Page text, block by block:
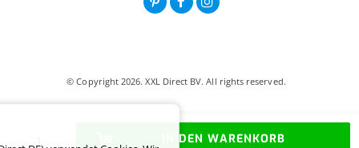
IN DEN WARENKORB
© Copyright 2026. XXL Direct BV. All rights reserved.